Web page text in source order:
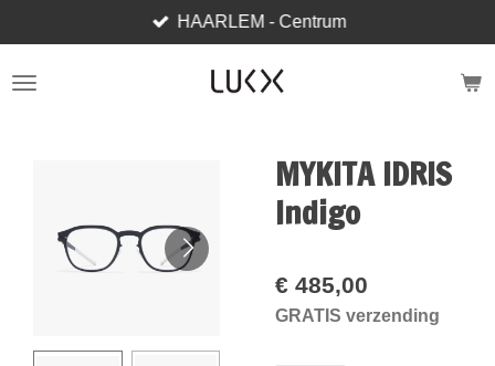
direct
naar
HAARLEM - Centrum
MYKITA IDRIS
Indigo
€ 485,00
GRATIS verzending